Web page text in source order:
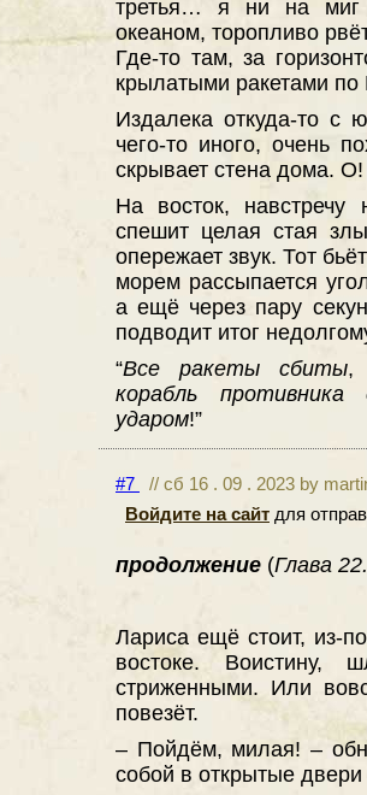
третья… я ни на миг
океаном, торопливо
Где-то там, за
крылатыми ракетами по
Издалека откуда-то с
чего-то иного, очень
скрывает стена дома.
На восток, навстречу
спешит целая стая
опережает звук. Тот
морем рассыпается
а ещё через пару
подводит итог
“Все ракеты сбиты,
корабль
ударом!”
#7
// сб 16 . 09 . 2023 by
Войдите на сайт для
продолжение (Глава
Лариса ещё стоит, из-
востоке.
стриженными. Или
повезёт.
– Пойдём, милая! –
собой в открытые